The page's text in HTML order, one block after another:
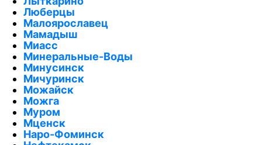
Люберцы
Малоярославец
Мамадыш
Миасс
Минеральные-Воды
Минусинск
Мичуринск
Можайск
Можга
Муром
Мценск
Наро-Фоминск